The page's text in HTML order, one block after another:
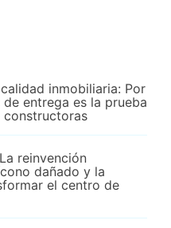
inmobiliaria: Por
entrega es la prueba
constructoras
reinvención
dañado y la
el centro de